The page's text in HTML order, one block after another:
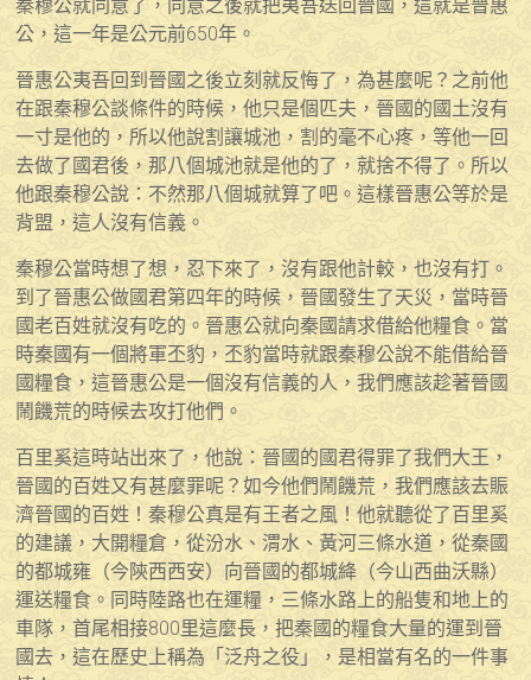
秦穆公就同意了，同意之後就把夷吾送回晉國，這就是晉惠
公，這一年是公元前650年。
晉惠公夷吾回到晉國之後立刻就反悔了，為甚麼呢？之前他
在跟秦穆公談條件的時候，他只是個匹夫，晉國的國土沒有
一寸是他的，所以他說割讓城池，割的毫不心疼，等他一回
去做了國君後，那八個城池就是他的了，就捨不得了。所以
他跟秦穆公說：不然那八個城就算了吧。這樣晉惠公等於是
背盟，這人沒有信義。
秦穆公當時想了想，忍下來了，沒有跟他計較，也沒有打。
到了晉惠公做國君第四年的時候，晉國發生了天災，當時晉
國老百姓就沒有吃的。晉惠公就向秦國請求借給他糧食。當
時秦國有一個將軍丕豹，丕豹當時就跟秦穆公說不能借給晉
國糧食，這晉惠公是一個沒有信義的人，我們應該趁著晉國
鬧饑荒的時候去攻打他們。
百里奚這時站出來了，他說：晉國的國君得罪了我們大王，
晉國的百姓又有甚麼罪呢？如今他們鬧饑荒，我們應該去賑
濟晉國的百姓！秦穆公真是有王者之風！他就聽從了百里奚
的建議，大開糧倉，從汾水、渭水、黃河三條水道，從秦國
的都城雍（今陝西西安）向晉國的都城絳（今山西曲沃縣）
運送糧食。同時陸路也在運糧，三條水路上的船隻和地上的
車隊，首尾相接800里這麼長，把秦國的糧食大量的運到晉
國去，這在歷史上稱為「泛舟之役」，是相當有名的一件事